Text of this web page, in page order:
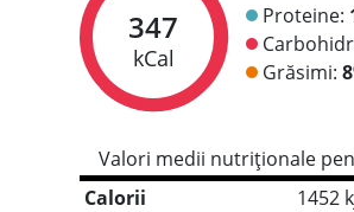
347
kCal
Proteine:
Grăsimi:
Valori medii nutriționale
Calorii
1452